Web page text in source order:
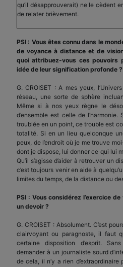
qu’il désapprouverait) ne le cèdent
de relater brièvement.
PSI : Vous êtes connu dans le
de voyance à distance et de
quoi attribuez-vous ces pouvoirs
idée de leur signification profonde ?
G. CROISET : A mes yeux,
réseau, une sorte de sphère
Même si à nos yeux règne le
d’ensemble est celle de l’harmonie.
troublée en un point, ce trouble est
totalité. Si en un lieu quelconque
peux, de l’endroit où je me trouve
dont je dispose, lui donner ce qui lui
Qu’il s’agisse d’aider à retrouver un
c’est toujours venir en aide à
limites du temps, de la distance ou
PSI : Vous considérez l’exercice
un devoir ?
G. CROISET : Absolument. C’est
clairvoyant ou paragnoste, il faut
certaine disposition d’esprit.
demander à un journaliste sourd
de cela, il n’y a rien